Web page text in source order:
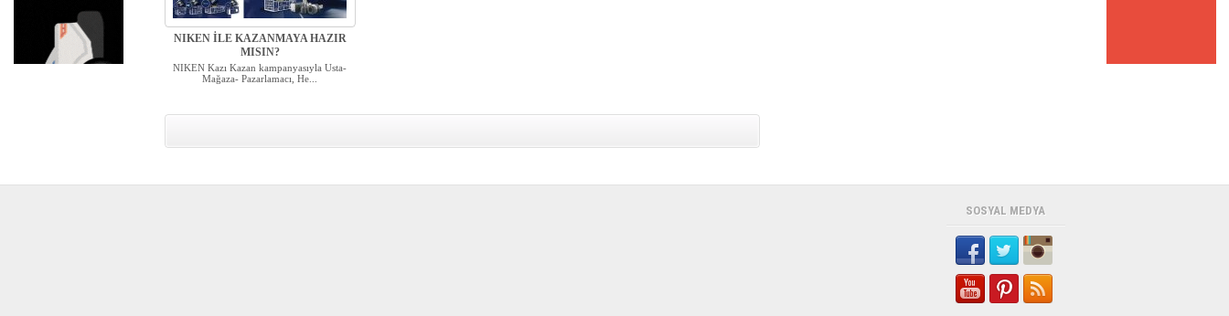
NIKEN İLE KAZANMAYA HAZIR
MISIN?
NIKEN Kazı Kazan kampanyasıyla Usta-
Mağaza- Pazarlamacı, He...
SOSYAL MEDYA